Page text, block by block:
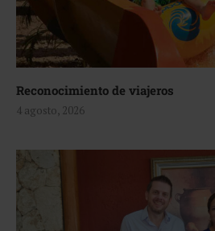
Reconocimiento de viajeros
4 agosto, 2026